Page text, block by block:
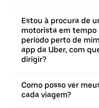
Estou à procura de
motorista em tempo
período perto de
app da Uber, com
dirigir?
Como posso ver
cada viagem?